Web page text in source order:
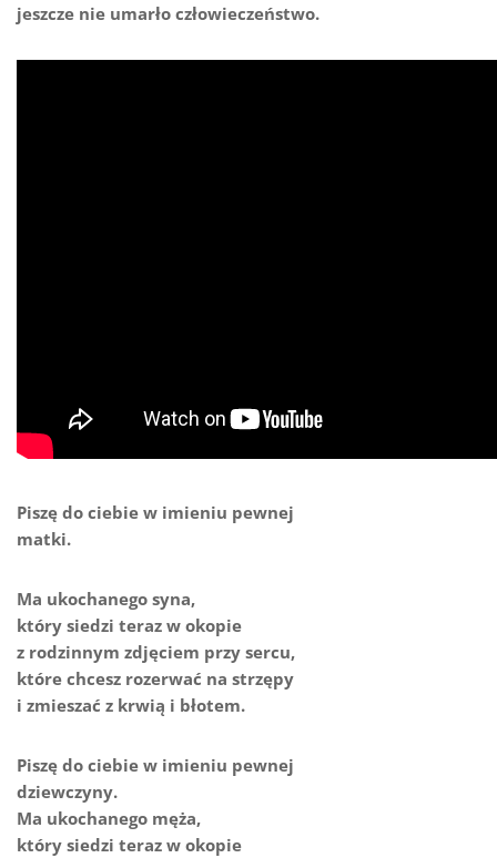
jeszcze nie umarło człowieczeństwo.
Piszę do ciebie w imieniu pewnej
matki.
Ma ukochanego syna,
który siedzi teraz w okopie
z rodzinnym zdjęciem przy sercu,
które chcesz rozerwać na strzępy
i zmieszać z krwią i błotem.
Piszę do ciebie w imieniu pewnej
dziewczyny.
Ma ukochanego męża,
który siedzi teraz w okopie